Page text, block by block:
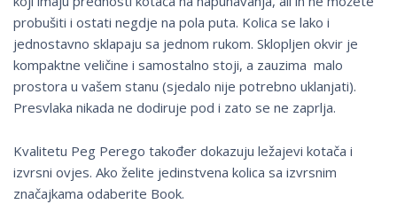
probušiti i ostati negdje na pola puta. Kolica se lako i
jednostavno sklapaju sa jednom rukom. Sklopljen okvir je
kompaktne veličine i samostalno stoji, a zauzima malo
prostora u vašem stanu (sjedalo nije potrebno uklanjati).
Presvlaka nikada ne dodiruje pod i zato se ne zaprlja.
Kvalitetu Peg Perego također dokazuju ležajevi kotača i
izvrsni ovjes. Ako želite jedinstvena kolica sa izvrsnim
značajkama odaberite Book.